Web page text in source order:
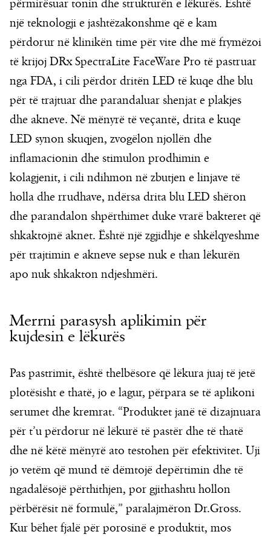
përmirësuar tonin dhe strukturën e lëkurës. Është
një teknologji e jashtëzakonshme që e kam
përdorur në klinikën time për vite dhe më frymëzoi
të krijoj DRx SpectraLite FaceWare Pro të pastruar
nga FDA, i cili përdor dritën LED të kuqe dhe blu
për të trajtuar dhe parandaluar shenjat e plakjes
dhe akneve. Në mënyrë të veçantë, drita e kuqe
LED synon skuqjen, zvogëlon njollën dhe
inflamacionin dhe stimulon prodhimin e
kolagjenit, i cili ndihmon në zbutjen e linjave të
holla dhe rrudhave, ndërsa drita blu LED shëron
dhe parandalon shpërthimet duke vrarë bakteret që
shkaktojnë aknet. Është një zgjidhje e shkëlqyeshme
për trajtimin e akneve sepse nuk e than lëkurën
apo nuk shkakton ndjeshmëri.
Merrni parasysh aplikimin për
kujdesin e lëkurës
Pas pastrimit, është thelbësore që lëkura juaj të jetë
plotësisht e thatë, jo e lagur, përpara se të aplikoni
serumet dhe kremrat. “Produktet janë të dizajnuara
për t’u përdorur në lëkurë të pastër dhe të thatë
dhe në këtë mënyrë ato testohen për efektivitet. Uji
jo vetëm që mund të dëmtojë depërtimin dhe të
ngadalësojë përthithjen, por gjithashtu hollon
përbërësit në formulë,” paralajmëron Dr.Gross.
Kur bëhet fjalë për porosinë e produktit, mos